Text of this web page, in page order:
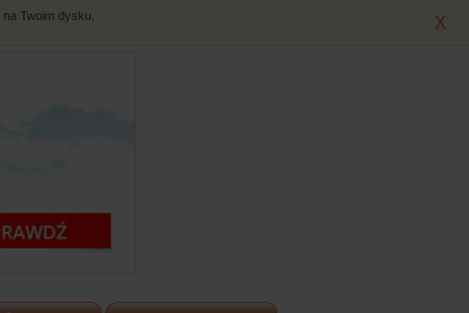
X
Twoim dysku,